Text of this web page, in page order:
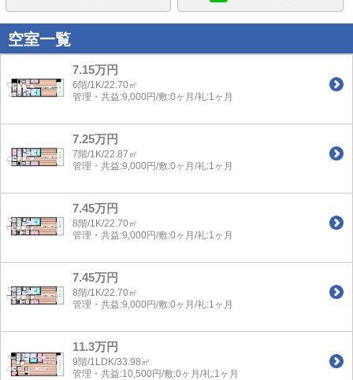
空室一覧
7.15万円
6階/1K/22.70㎡
管理・共益:9,000円/敷:0ヶ月/礼:1ヶ月
7.25万円
7階/1K/22.87㎡
管理・共益:9,000円/敷:0ヶ月/礼:1ヶ月
7.45万円
8階/1K/22.70㎡
管理・共益:9,000円/敷:0ヶ月/礼:1ヶ月
7.45万円
8階/1K/22.70㎡
管理・共益:9,000円/敷:0ヶ月/礼:1ヶ月
11.3万円
9階/1LDK/33.98㎡
管理・共益:10,500円/敷:0ヶ月/礼:1ヶ月